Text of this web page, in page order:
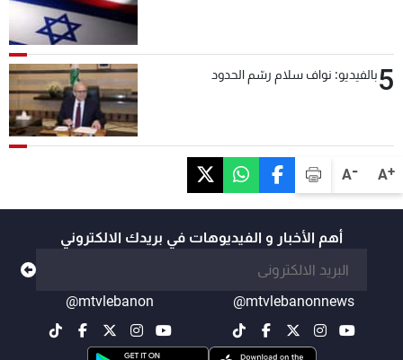
A+
A-
5بالفيديو: نواف سلام رسّم الحدود
أهم الأخبار و الفيديوهات في بريدك الالكتروني
@mtvlebanonnews
@mtvlebanon